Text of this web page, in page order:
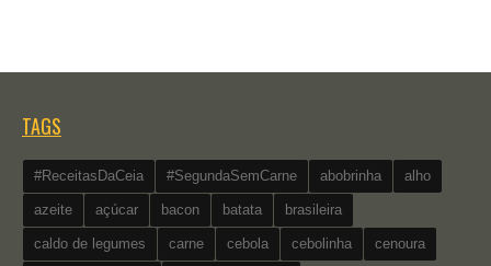
TAGS
#ReceitasDaCeia #SegundaSemCarne abobrinha alho
azeite açúcar bacon batata brasileira
caldo de legumes carne cebola cebolinha cenoura